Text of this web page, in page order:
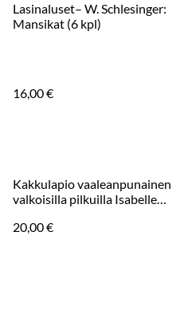
Lasinaluset– W. Schlesinger:
Mansikat (6 kpl)
16,00 €
Kakkulapio vaaleanpunainen
valkoisilla pilkuilla Isabelle
20,00 €